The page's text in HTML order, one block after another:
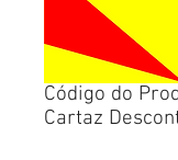
Código do
Cartaz